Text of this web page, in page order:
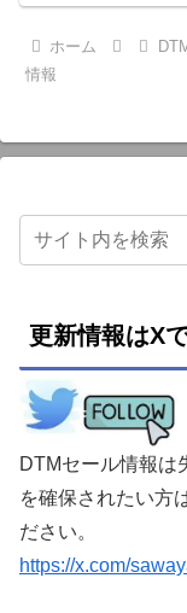
ホーム
情報
更新情報はX
DTMセール情報は
を確保されたい方
ださい。
https://x.com/